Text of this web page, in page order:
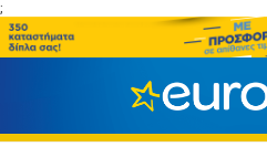
;